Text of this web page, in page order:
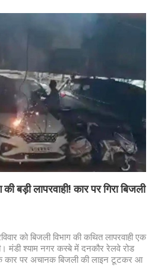
बड़ी लापरवाही! कार पर गिरा बिजली
को बिजली विभाग की कथित लापरवाही एक
मंडी श्याम नगर कस्बे में दनकौर रेलवे रोड
कार पर अचानक बिजली की लाइन टूटकर आ